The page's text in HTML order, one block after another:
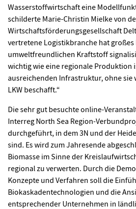
Wasserstoffwirtschaft eine
schilderte Marie-Christin Mielke von
Wirtschaftsförderungsgesellschaft
vertretene Logistikbranche hat großes
umweltfreundlichen Kraftstoff
wichtig wie eine regionale Produktion
ausreichenden Infrastruktur, ohne sie
LKW beschafft.“
Die sehr gut besuchte online-
Interreg North Sea Region-
durchgeführt, in dem 3N und der
sind. Es wird zum Jahresende
Biomasse im Sinne der
regional zu verwerten. Durch die
Konzepte und Verfahren soll die
Biokaskadentechnologien und die
entsprechender Unternehmen in